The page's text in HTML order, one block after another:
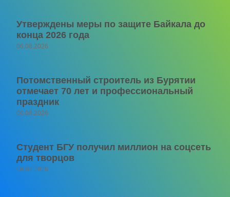
Утверждены меры по защите Байкала до
конца 2026 года
06.08.2026
Потомственный строитель из Бурятии
отмечает 70 лет и профессиональный
праздник
06.08.2026
Студент БГУ получил миллион на соцсеть
для творцов
06.08.2026